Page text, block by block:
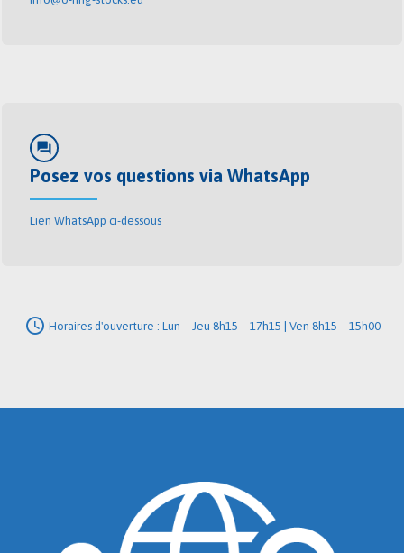
forum
Posez vos questions via WhatsApp
Lien WhatsApp ci-dessous
schedule Horaires d'ouverture : Lun – Jeu 8h15 – 17h15 | Ven 8h15 – 15h00